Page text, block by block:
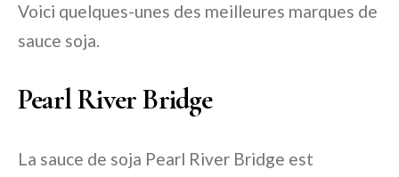
Voici quelques-unes des meilleures marques de
sauce soja.
Pearl River Bridge
La sauce de soja Pearl River Bridge est